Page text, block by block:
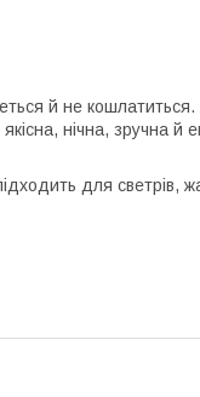
й не кошлатиться.
нічна, зручна й
для светрів,